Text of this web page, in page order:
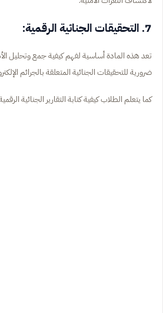
7. التحقيقات الجنائية الرقمية:
تعد هذه المادة أساسية لفهم كيفية جمع وتحليل
ضرورية للتحقيقات الجنائية المتعلقة بالجرائم
كما يتعلم الطلاب كيفية كتابة التقارير الجنائية